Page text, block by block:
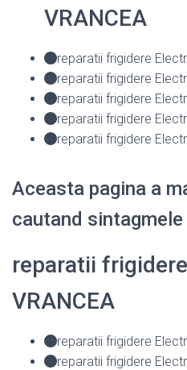
VRANCEA
reparatii frigidere
reparatii frigidere
reparatii frigidere
reparatii frigidere
reparatii frigidere
Aceasta pagina a
cautand
reparatii
VRANCEA
reparatii frigidere
reparatii frigidere